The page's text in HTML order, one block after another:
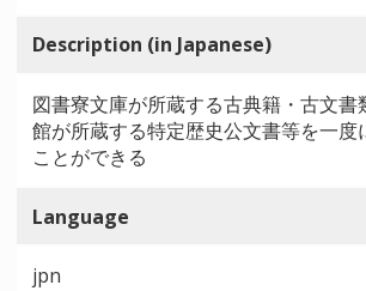
Description (in Japanese)
図書寮文庫が所蔵する古典籍・古文書
館が所蔵する特定歴史公文書等を一度
ことができる
Language
jpn